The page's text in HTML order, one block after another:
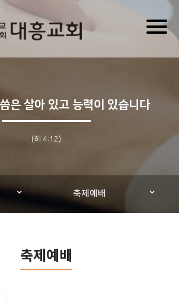
은 살아 있고 능력이 있습니다
(히 4:12)
축제예배
축제예배